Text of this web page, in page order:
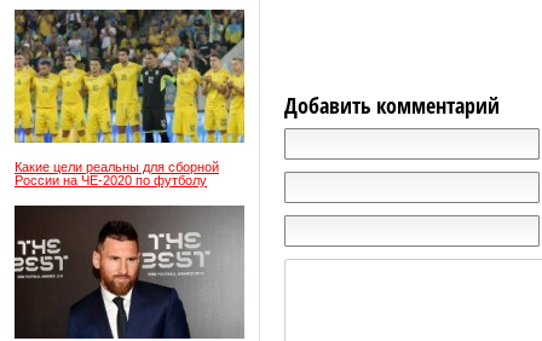
Какие цели реальны для сборной
России на ЧЕ-2020 по футболу
Добавить комментарий